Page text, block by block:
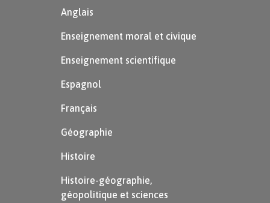
Anglais
Enseignement moral et civique
Enseignement scientifique
Espagnol
Français
Géographie
Histoire
Histoire-géographie,
géopolitique et sciences